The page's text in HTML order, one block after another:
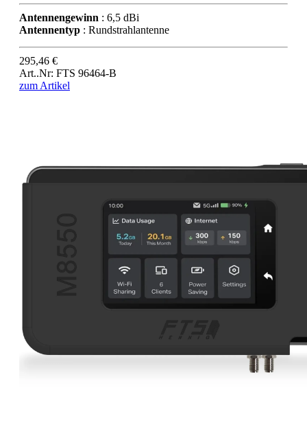
Antennengewinn : 6,5 dBi
Antennentyp : Rundstrahlantenne
295,46 €
Art..Nr: FTS 96464-B
zum Artikel